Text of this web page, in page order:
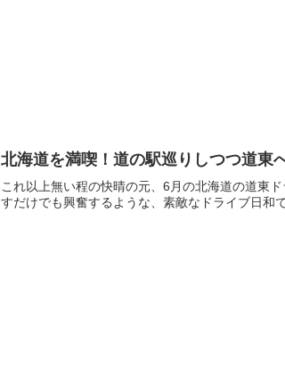
北海道を満喫！道の駅巡りしつつ道東
これ以上無い程の快晴の元、6月の北海道の道東
すだけでも興奮するような、素敵なドライブ日和で